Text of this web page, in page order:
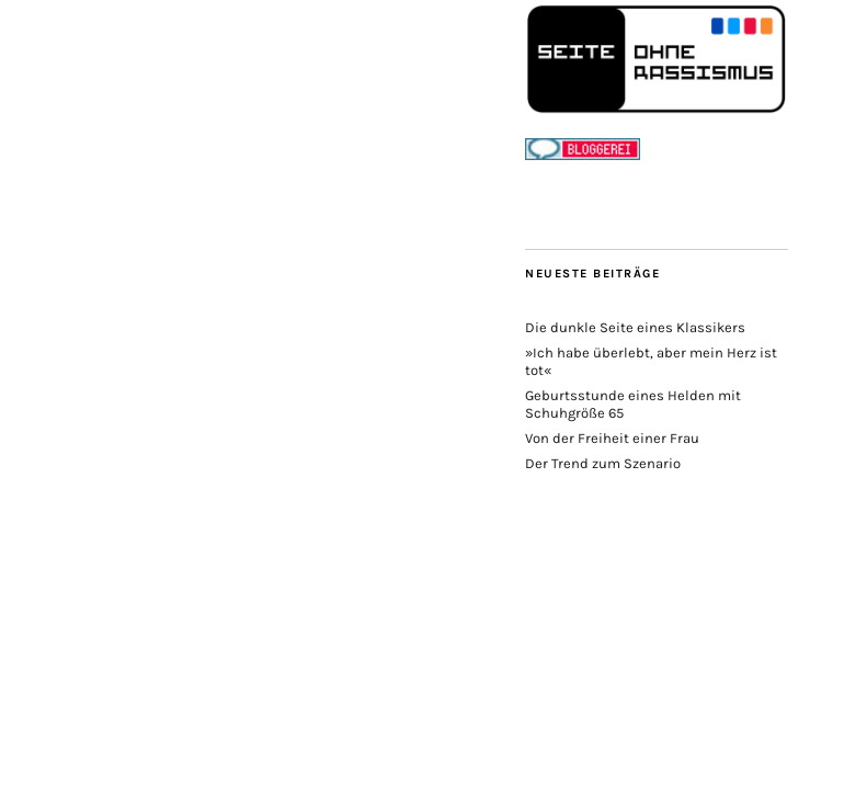
NEUESTE BEITRÄGE
Die dunkle Seite eines Klassikers
»Ich habe überlebt, aber mein Herz ist
tot«
Geburtsstunde eines Helden mit
Schuhgröße 65
Von der Freiheit einer Frau
Der Trend zum Szenario